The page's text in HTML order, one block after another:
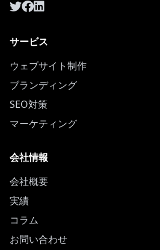
サービス
ウェブサイト制作
ブランディング
SEO対策
マーケティング
会社情報
会社概要
実績
コラム
お問い合わせ